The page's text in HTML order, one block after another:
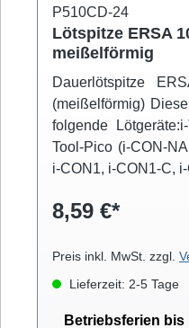
P510CD-24
Lötspitze ERSA
meißelförmig
Dauerlötspitze
(meißelförmig)
folgende
Tool-Pico (i-CON-
i-CON1, i-CON1-C,
8,59 €*
Preis inkl. MwSt. zzgl.
Lieferzeit: 2-5 Tage
Betriebsferien bis